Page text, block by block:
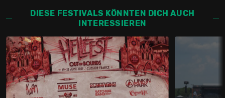
DIESE FESTIVALS KÖNNTEN DICH AUCH
INTERESSIEREN